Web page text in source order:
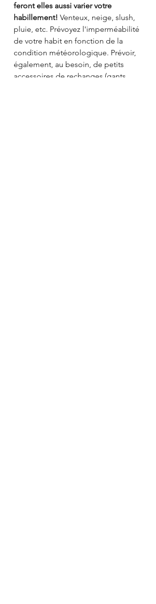
feront elles aussi varier votre
habillement! Venteux, neige, slush,
pluie, etc. Prévoyez l'imperméabilité
de votre habit en fonction de la
condition météorologique. Prévoir,
également, au besoin, de petits
accessoires de rechanges (gants,